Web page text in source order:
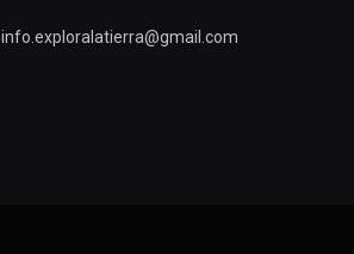
info.exploralatierra@gmail.com